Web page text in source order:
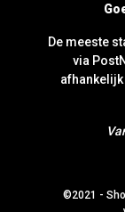
De meeste
via
©2021 -